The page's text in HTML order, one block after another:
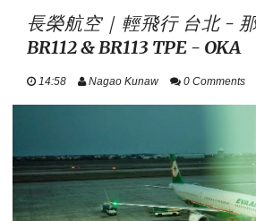
HOTELS / RAILWAY
EUROPE
長榮航空｜輕飛行 台北 -
BR112 & BR113 TPE - OKA
14:58 Nagao Kunaw 0 Comments